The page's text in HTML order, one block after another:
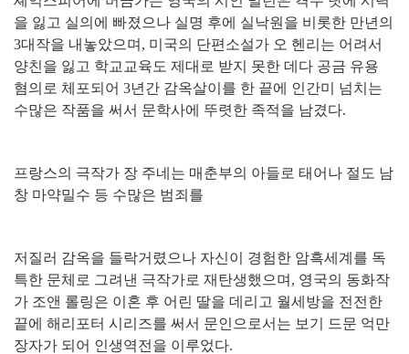
을 잃고 실의에 빠졌으나 실명 후에 실낙원을 비롯한 만년의
3대작을 내놓았으며 , 미국의 단편소설가 오 헨리는 어려서
양친을 잃고 학교교육도 제대로 받지 못한 데다 공금 유용
혐의로 체포되어 3년간 감옥살이를 한 끝에 인간미 넘치는
수많은 작품을 써서 문학사에 뚜렷한 족적을 남겼다.
프랑스의 극작가 장 주네는 매춘부의 아들로 태어나 절도 남
창 마약밀수 등 수많은 범죄를
저질러 감옥을 들락거렸으나 자신이 경험한 암흑세계를 독
특한 문체로 그려낸 극작가로 재탄생했으며 , 영국의 동화작
가 조앤 롤링은 이혼 후 어린 딸을 데리고 월세방을 전전한
끝에 해리포터 시리즈를 써서 문인으로서는 보기 드문 억만
장자가 되어 인생역전을 이루었다.